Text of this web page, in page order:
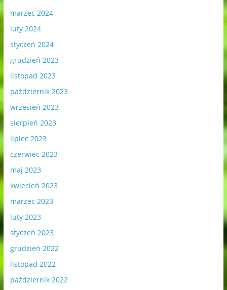
marzec 2024
luty 2024
styczeń 2024
grudzień 2023
listopad 2023
październik 2023
wrzesień 2023
sierpień 2023
lipiec 2023
czerwiec 2023
maj 2023
kwiecień 2023
marzec 2023
luty 2023
styczeń 2023
grudzień 2022
listopad 2022
październik 2022